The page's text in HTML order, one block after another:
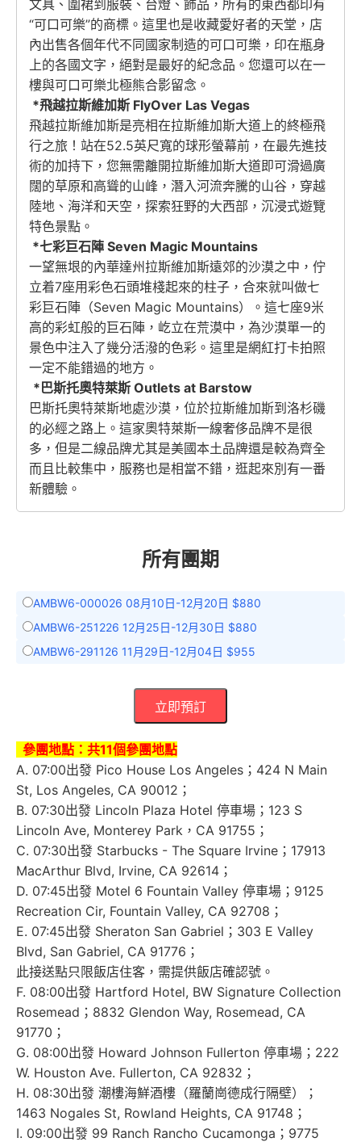
文具、圍裙到服裝、台燈、飾品，所有的東西都印有
“可口可樂”的商標。這里也是收藏愛好者的天堂，店
內出售各個年代不同國家制造的可口可樂，印在瓶身
上的各國文字，絕對是最好的紀念品。您還可以在一
樓與可口可樂北極熊合影留念。
*飛越拉斯維加斯 FlyOver Las Vegas
飛越拉斯維加斯是亮相在拉斯維加斯大道上的終極飛
行之旅！站在52.5英尺寬的球形螢幕前，在最先進技
術的加持下，您無需離開拉斯維加斯大道即可滑過廣
闊的草原和高聳的山峰，潛入河流奔騰的山谷，穿越
陸地、海洋和天空，探索狂野的大西部，沉浸式遊覽
特色景點。
*七彩巨石陣 Seven Magic Mountains
一望無垠的內華達州拉斯維加斯遠郊的沙漠之中，佇
立着7座用彩色石頭堆棧起來的柱子，合來就叫做七
彩巨石陣（Seven Magic Mountains）。這七座9米
高的彩虹般的巨石陣，屹立在荒漠中，為沙漠單一的
景色中注入了幾分活潑的色彩。這里是網紅打卡拍照
一定不能錯過的地方。
*巴斯托奧特萊斯 Outlets at Barstow
巴斯托奧特萊斯地處沙漠，位於拉斯維加斯到洛杉磯
的必經之路上。這家奧特萊斯一線奢侈品牌不是很
多，但是二線品牌尤其是美國本土品牌還是較為齊全
而且比較集中，服務也是相當不錯，逛起來別有一番
新體驗。
所有團期
AMBW6-000026 08月10日-12月20日 $880
AMBW6-251226 12月25日-12月30日 $880
AMBW6-291126 11月29日-12月04日 $955
立即預訂
參團地點： 共11個參團地點
A. 07:00出發 Pico House Los Angeles；424 N Main
St, Los Angeles, CA 90012；
B. 07:30出發 Lincoln Plaza Hotel 停車場；123 S
Lincoln Ave, Monterey Park，CA 91755；
C. 07:30出發 Starbucks - The Square Irvine；17913
MacArthur Blvd, Irvine, CA 92614；
D. 07:45出發 Motel 6 Fountain Valley 停車場；9125
Recreation Cir, Fountain Valley, CA 92708；
E. 07:45出發 Sheraton San Gabriel；303 E Valley
Blvd, San Gabriel, CA 91776；
此接送點只限飯店住客，需提供飯店確認號。
F. 08:00出發 Hartford Hotel, BW Signature Collection
Rosemead；8832 Glendon Way, Rosemead, CA
91770；
G. 08:00出發 Howard Johnson Fullerton 停車場；222
W. Houston Ave. Fullerton, CA 92832；
H. 08:30出發 潮樓海鮮酒樓（羅蘭崗德成行隔壁）；
1463 Nogales St, Rowland Heights, CA 91748；
I. 09:00出發 99 Ranch Rancho Cucamonga；9775